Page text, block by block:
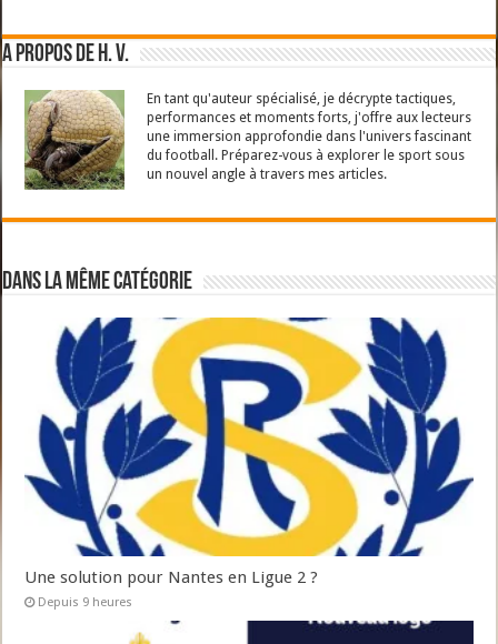
A propos de H. V.
En tant qu'auteur spécialisé, je décrypte tactiques,
performances et moments forts, j'offre aux lecteurs
une immersion approfondie dans l'univers fascinant
du football. Préparez-vous à explorer le sport sous
un nouvel angle à travers mes articles.
Dans la même catégorie
Une solution pour Nantes en Ligue 2 ?
Depuis 9 heures